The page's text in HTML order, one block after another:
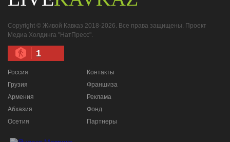
Copyright © Живой Кавказ 2018-2026. Все права защищены. Проект
Медиа Холдинга "НатПресс".
1
Россия
Грузия
Армения
Абхазия
Осетия
Контакты
Франшиза
Реклама
Фонд
Партнеры